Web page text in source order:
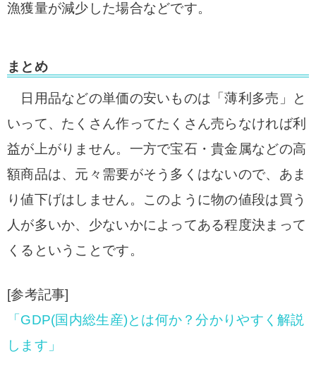
漁獲量が減少した場合などです。
まとめ
日用品などの単価の安いものは「薄利多売」と
いって、たくさん作ってたくさん売らなければ利
益が上がりません。一方で宝石・貴金属などの高
額商品は、元々需要がそう多くはないので、あま
り値下げはしません。このように物の値段は買う
人が多いか、少ないかによってある程度決まって
くるということです。
[参考記事]
「GDP(国内総生産)とは何か？分かりやすく解説
します」